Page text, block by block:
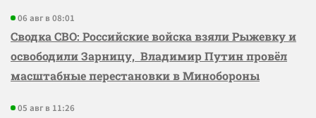
06 авг в 08:01
Сводка СВО: Российские войска взяли Рыжевку и
освободили Зарницу, Владимир Путин провёл
масштабные перестановки в Минобороны
05 авг в 11:26